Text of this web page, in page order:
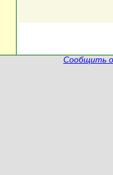
Сообщить о